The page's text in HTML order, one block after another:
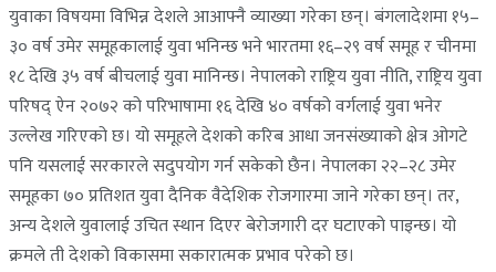
युवाका विषयमा विभिन्न देशले आआफ्नै व्याख्या गरेका छन्। बंगलादेशमा १५–
३० वर्ष उमेर समूहकालाई युवा भनिन्छ भने भारतमा १६–२९ वर्ष समूह र चीनमा
१८ देखि ३५ वर्ष बीचलाई युवा मानिन्छ। नेपालको राष्ट्रिय युवा नीति, राष्ट्रिय युवा
परिषद् ऐन २०७२ को परिभाषामा १६ देखि ४० वर्षको वर्गलाई युवा भनेर
उल्लेख गरिएको छ। यो समूहले देशको करिब आधा जनसंख्याको क्षेत्र ओगटे
पनि यसलाई सरकारले सदुपयोग गर्न सकेको छैन। नेपालका २२–२८ उमेर
समूहका ७० प्रतिशत युवा दैनिक वैदेशिक रोजगारमा जाने गरेका छन्। तर,
अन्य देशले युवालाई उचित स्थान दिएर बेरोजगारी दर घटाएको पाइन्छ। यो
क्रमले ती देशको विकासमा सकारात्मक प्रभाव परेको छ।